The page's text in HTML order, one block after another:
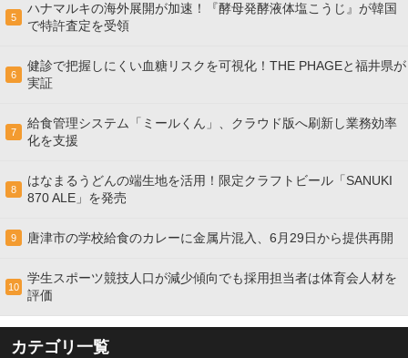
5
ハナマルキの海外展開が加速！『酵母発酵液体塩こうじ』が韓国
で特許査定を受領
6
健診で把握しにくい血糖リスクを可視化！THE PHAGEと福井県が
実証
7
給食管理システム「ミールくん」、クラウド版へ刷新し業務効率
化を支援
8
はなまるうどんの端生地を活用！限定クラフトビール「SANUKI
870 ALE」を発売
9 唐津市の学校給食のカレーに金属片混入、6月29日から提供再開
10
学生スポーツ競技人口が減少傾向でも採用担当者は体育会人材を
評価
カテゴリ一覧